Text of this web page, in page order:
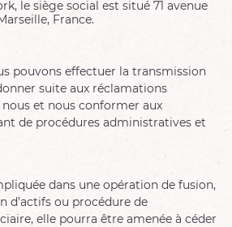
le siège social est situé 71 avenue
France.
pouvons effectuer la transmission
suite aux réclamations
et nous conformer aux
de procédures administratives et
dans une opération de fusion,
d’actifs ou procédure de
elle pourra être amenée à céder